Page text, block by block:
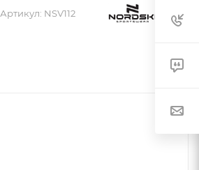
Артикул: NSV112